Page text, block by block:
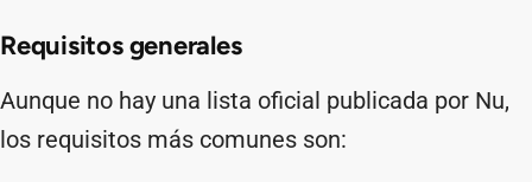
Requisitos generales
Aunque no hay una lista oficial publicada por Nu,
los requisitos más comunes son: